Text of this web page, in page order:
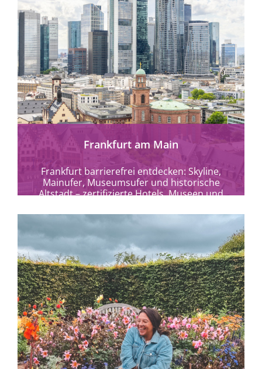
mehr erfahren
Frankfurt am Main
Frankfurt barrierefrei entdecken: Skyline,
Mainufer, Museumsufer und historische
Altstadt – zertifizierte Hotels, Museen und